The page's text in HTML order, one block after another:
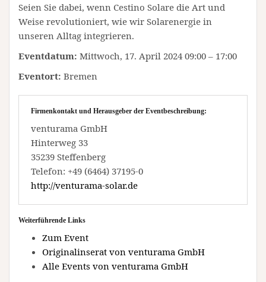
Seien Sie dabei, wenn Cestino Solare die Art und
Weise revolutioniert, wie wir Solarenergie in
unseren Alltag integrieren.
Eventdatum: Mittwoch, 17. April 2024 09:00 – 17:00
Eventort: Bremen
Firmenkontakt und Herausgeber der Eventbeschreibung:
venturama GmbH
Hinterweg 33
35239 Steffenberg
Telefon: +49 (6464) 37195-0
http://venturama-solar.de
Weiterführende Links
Zum Event
Originalinserat von venturama GmbH
Alle Events von venturama GmbH